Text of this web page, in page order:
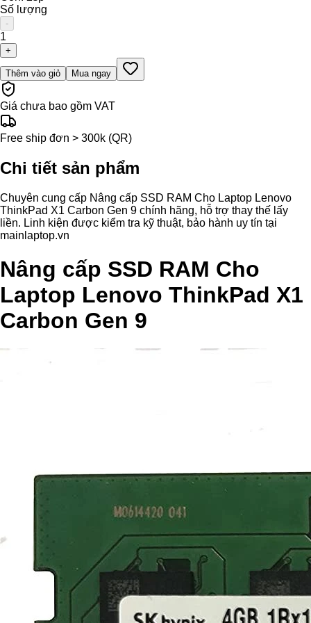
Số lượng
-
1
+
Thêm vào giỏ Mua ngay
Giá chưa bao gồm VAT
Free ship đơn > 300k (QR)
Chi tiết sản phẩm
Chuyên cung cấp Nâng cấp SSD RAM Cho Laptop Lenovo
ThinkPad X1 Carbon Gen 9 chính hãng, hỗ trợ thay thế lấy
liền. Linh kiện được kiểm tra kỹ thuật, bảo hành uy tín tại
mainlaptop.vn
Nâng cấp SSD RAM Cho
Laptop Lenovo ThinkPad X1
Carbon Gen 9